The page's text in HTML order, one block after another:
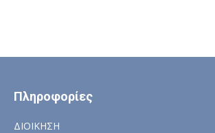
Πληροφορίες
ΔΙΟΙΚΗΣΗ